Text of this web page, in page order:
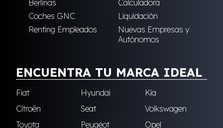
Berlinas
Calculadora
Coches GNC
Liquidación
Renting Empleados
Nuevas Empresas y
Autónomos
ENCUENTRA TU MARCA IDEAL
Fiat Hyundai
Kia
Citroën
Seat
Volkswagen
Toyota
Peugeot
Opel